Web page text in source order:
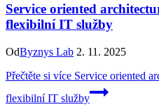
Service oriented
flexibilní IT služby
OdByznys Lab 2. 11. 2025
Přečtěte si více Service oriented
flexibilní IT služby